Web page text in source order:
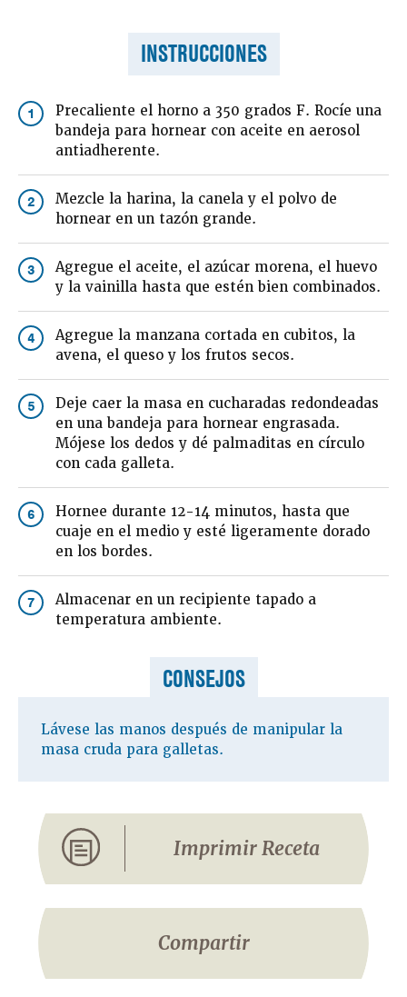
INSTRUCCIONES
1
Precaliente el horno a 350 grados F. Rocíe una
bandeja para hornear con aceite en aerosol
antiadherente.
2
Mezcle la harina, la canela y el polvo de
hornear en un tazón grande.
3
Agregue el aceite, el azúcar morena, el huevo
y la vainilla hasta que estén bien combinados.
4
Agregue la manzana cortada en cubitos, la
avena, el queso y los frutos secos.
5
Deje caer la masa en cucharadas redondeadas
en una bandeja para hornear engrasada.
Mójese los dedos y dé palmaditas en círculo
con cada galleta.
6
Hornee durante 12-14 minutos, hasta que
cuaje en el medio y esté ligeramente dorado
en los bordes.
7
Almacenar en un recipiente tapado a
temperatura ambiente.
CONSEJOS
Lávese las manos después de manipular la
masa cruda para galletas.
Imprimir Receta
Compartir